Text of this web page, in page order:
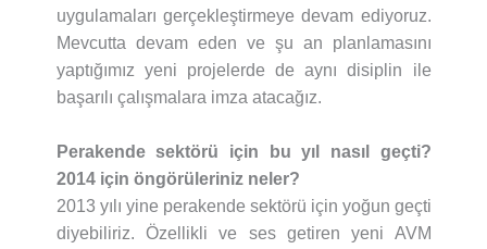
uygulamaları gerçekleştirmeye devam ediyoruz.
Mevcutta devam eden ve şu an planlamasını
yaptığımız yeni projelerde de aynı disiplin ile
başarılı çalışmalara imza atacağız.
Perakende sektörü için bu yıl nasıl geçti?
2014 için öngörüleriniz neler?
2013 yılı yine perakende sektörü için yoğun geçti
diyebiliriz. Özellikli ve ses getiren yeni AVM